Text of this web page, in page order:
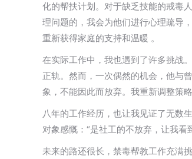
化的帮扶计划。对于缺乏技能的戒毒
理问题的，我会为他们进行心理疏导
重新获得家庭的支持和温暖 。
在实际工作中，我也遇到了许多挑战
正轨。然而，一次偶然的机会，他与
象，不能因此而放弃。我重新调整策
八年的工作经历，也让我见证了无数
对象感慨：“是社工的不放弃，让我看
未来的路还很长，禁毒帮教工作充满